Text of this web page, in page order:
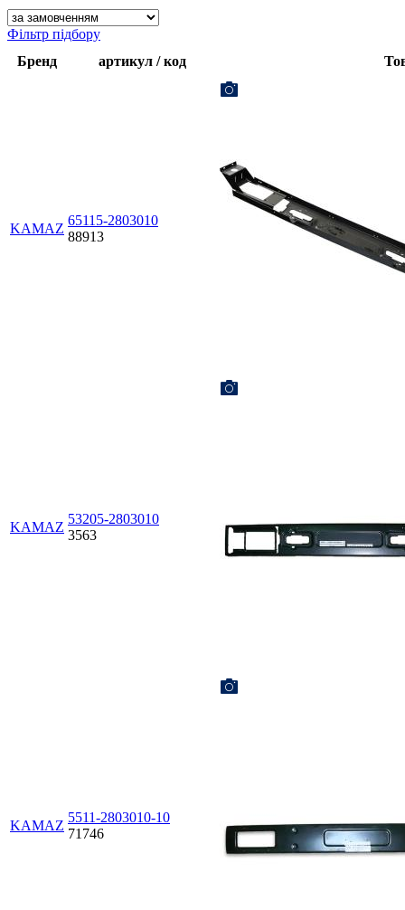
Фільтр підбору
Бренд
артикул / код
KAMAZ
65115-2803010
88913
KAMAZ
53205-2803010
3563
KAMAZ
5511-2803010-10
71746